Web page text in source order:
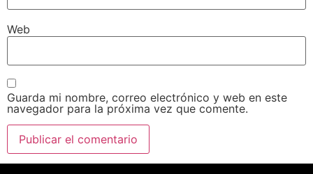
Web
Guarda mi nombre, correo electrónico y web en este
navegador para la próxima vez que comente.